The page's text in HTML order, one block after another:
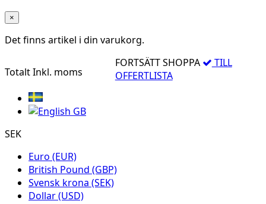
×
Det finns artikel i din varukorg.
TotaltInkl. moms
FORTSÄTT SHOPPA
TILL
OFFERTLISTA
SEK
Euro (EUR)
British Pound (GBP)
Svensk krona (SEK)
Dollar (USD)